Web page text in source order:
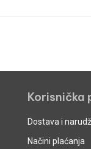
Korisnička
Dostava i
Načini plaćanja